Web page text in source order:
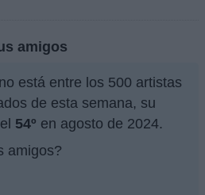
amigos
no está entre los 500 artistas
de esta semana, su
54º en agosto de 2024.
amigos?